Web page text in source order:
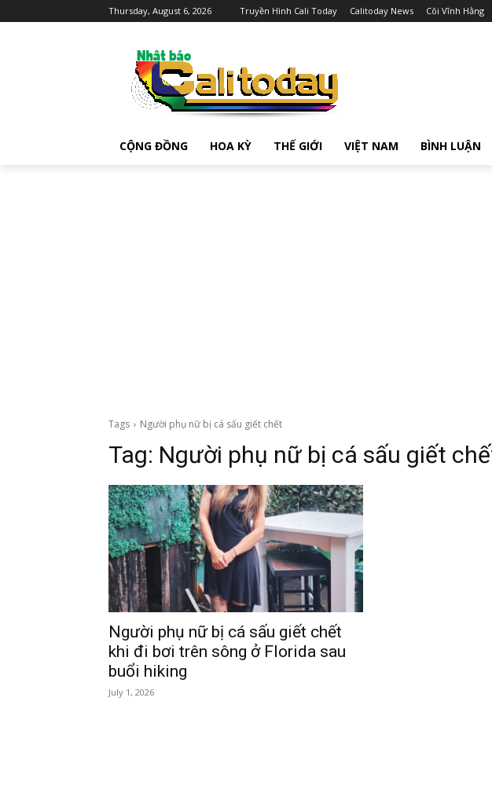
Thursday, August 6, 2026 Truyền Hình Cali Today Calitoday News Cõi Vĩnh Hằng
CỘNG ĐỒNG HOA KỲ THẾ GIỚI VIỆT NAM BÌNH LUẬN
Tags Người phụ nữ bị cá sấu giết chết
Tag: Người phụ nữ bị cá sấu giết
Người phụ nữ bị cá sấu giết chết
khi đi bơi trên sông ở Florida sau
buổi hiking
July 1, 2026